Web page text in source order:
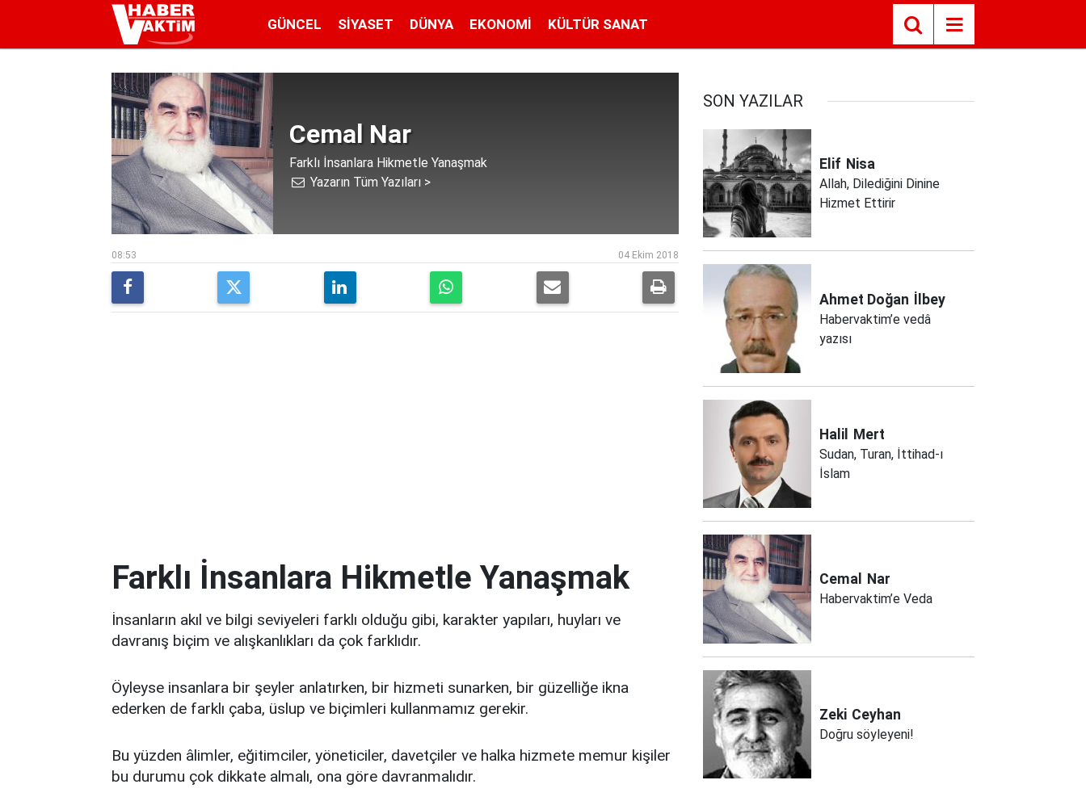
GÜNCEL SIYASET DÜNYA EKONOMI KÜLTÜR SANAT
Cemal Nar
Farklı İnsanlara Hikmetle Yanaşmak
Yazarın Tüm Yazıları >
08:53 04 Ekim 2018
Farklı İnsanlara Hikmetle Yanaşmak
İnsanların akıl ve bilgi seviyeleri farklı olduğu gibi, karakter yapıları, huyları ve
davranış biçim ve alışkanlıkları da çok farklıdır.
Öyleyse insanlara bir şeyler anlatırken, bir hizmeti sunarken, bir güzelliğe ikna
ederken de farklı çaba, üslup ve biçimleri kullanmamız gerekir.
Bu yüzden âlimler, eğitimciler, yöneticiler, davetçiler ve halka hizmete memur kişiler
bu durumu çok dikkate almalı, ona göre davranmalıdır.
SON YAZILAR
Elif Nisa
Allah, Dilediğini Dinine
Hizmet Ettirir
Ahmet Doğan İlbey
Habervaktim’e vedâ
yazısı
Halil Mert
Sudan, Turan, İttihad-ı
İslam
Cemal Nar
Habervaktim’e Veda
Zeki Ceyhan
Doğru söyleyeni!